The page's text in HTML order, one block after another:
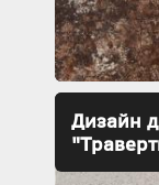
Дизайн